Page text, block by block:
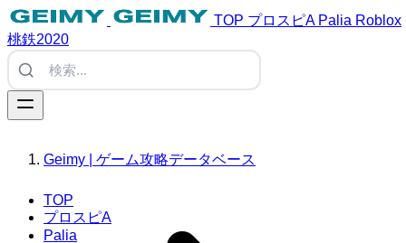
TOP プロスピA Palia Roblox
桃鉄2020
TOP
プロスピA
Palia
Geimy | ゲーム攻略データベース